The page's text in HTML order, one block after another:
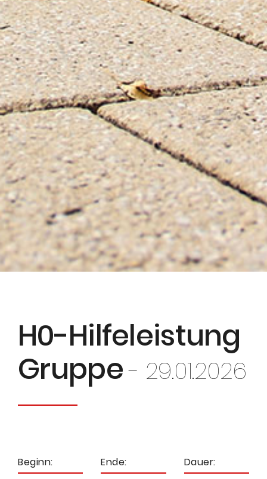
H0-Hilfeleistung
Gruppe- 29.01.2026
Beginn: Ende: Dauer: